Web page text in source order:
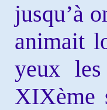
jusqu’à
animait
yeux les
XIXème